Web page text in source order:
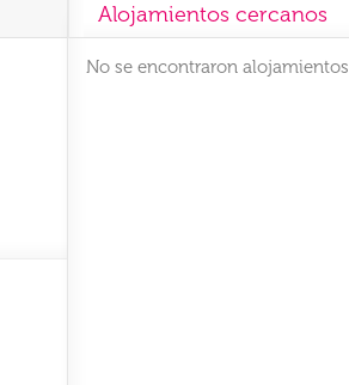
Alojamientos cercanos
No se encontraron alojamientos